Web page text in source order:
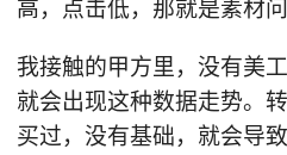
高，点击低，那就是素材问
我接触的甲方里，没有美
就会出现这种数据走势。
买过，没有基础，就会导致